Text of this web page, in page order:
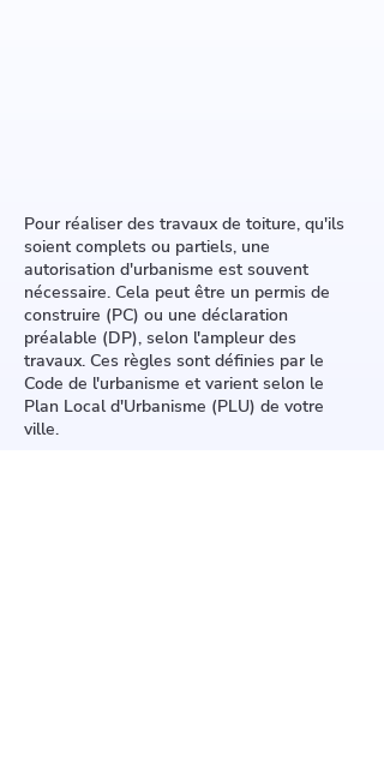
Pour réaliser des travaux de toiture, qu'ils
soient complets ou partiels, une
autorisation d'urbanisme est souvent
nécessaire. Cela peut être un permis de
construire (PC) ou une déclaration
préalable (DP), selon l'ampleur des
travaux. Ces règles sont définies par le
Code de l'urbanisme et varient selon le
Plan Local d'Urbanisme (PLU) de votre
ville.